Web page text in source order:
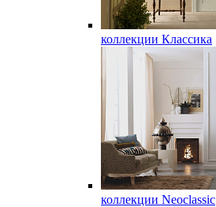
коллекции Классика
коллекции Neoclassic